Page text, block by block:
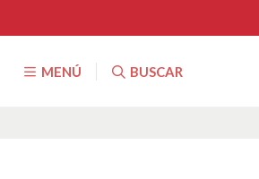
MENÚ BUSCAR